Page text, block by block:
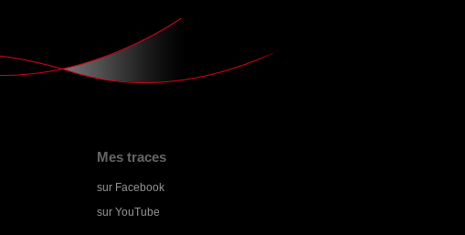
Mes traces
sur Facebook
sur YouTube